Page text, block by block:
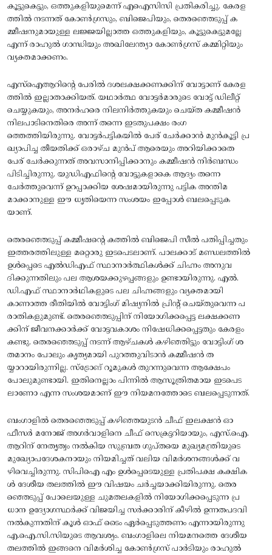
കൂട്ടുകെട്ടും, ഒത്തുകളിയുമെന്ന്‌ എഐസിസി പ്രതികരിച്ചു. കേരള
ത്തില്‍ നടന്നത്‌ കോണ്‍ഗ്രസും, ബിജെപിയും, തെരഞ്ഞെടുപ്പ്‌ ക
മ്മീഷനുമായുള്ള ലജ്ജയില്ലാത്ത ഒത്തുകളിയും, കൂട്ടുകെട്ടുമല്ലേ
എന്ന്‌ രാഹുല്‍ ഗാന്ധിയും അഖിലേന്ത്യാ കോണ്‍ഗ്രസ്‌ കമ്മിറ്റിയും
വ്യക്തമാക്കണം.
എസ്‌ഐആറിന്റെ പേരില്‍ ദശലക്ഷക്കണക്കിന്‌ വോട്ടാണ്‌ കേരള
ത്തില്‍ ഇല്ലാതാക്കിയത്‌. യഥാര്‍ത്ഥ വോട്ടര്‍മാരുടെ വോട്ട്‌ ഡിലീറ്റ്‌
ചെയ്യുകയും, അനര്‍ഹരെ നിലനിര്‍ത്തുകയും ചെയ്‌ത കമ്മീഷന്‍
നിലപാടിനെതിരെ അന്ന്‌ തന്നെ ഇടതുപക്ഷം രംഗ
ത്തെത്തിയിരുന്നു. വോട്ടര്‍പട്ടികയില്‍ പേര്‌ ചേര്‍ക്കാന്‍ മുന്‍കൂട്ടി പ്ര
ഖ്യാപിച്ച തീയതിക്ക്‌ ഒരാഴ്‌ച മുന്‍പ്‌ ആരെയും അറിയിക്കാതെ
പേര്‌ ചേര്‍ക്കുന്നത്‌ അവസാനിപ്പിക്കാനും കമ്മീഷന്‍ നിര്‍ബന്ധം
പിടിച്ചിരുന്നു. യുഡിഎഫിന്റെ വോട്ടുകളാകെ ആദ്യം തന്നെ
ചേര്‍ത്തുവെന്ന്‌ ഉറപ്പാക്കിയ ശേഷമായിരുന്നു പട്ടിക അന്തിമ
മാക്കാനുള്ള ഈ ധൃതിയെന്ന സംശയം ഇപ്പോള്‍ ബലപ്പെടുക
യാണ്‌.
തെരഞ്ഞെടുപ്പ്‌ കമ്മീഷന്റെ കത്തില്‍ ബിജെപി സീല്‍ പതിപ്പിച്ചതും
ഇത്തരത്തിലുള്ള മറ്റൊരു ഇടപെടലാണ്‌. പാലക്കാട്‌ മണ്ഡലത്തില്‍
ഉള്‍പ്പെടെ എല്‍ഡിഎഫ്‌ സ്ഥാനാര്‍ത്ഥികള്‍ക്ക്‌ ചിഹ്നം അനുവ
ദിക്കുന്നതിലും പല ആശയക്കുഴപ്പങ്ങളും ഉണ്ടായിരുന്നു. എല്‍.
ഡി.എഫ്‌ സ്ഥാനാര്‍ഥികളുടെ പല ചിഹ്നങ്ങളും വ്യക്തമായി
കാണാത്ത രീതിയില്‍ വോട്ടിംഗ്‌ മിഷ്യനില്‍ പ്രിന്റ്‌ ചെയ്‌തുവെന്ന പ
രാതികളുമുണ്ട്‌. തെരഞ്ഞെടുപ്പിന്‌ നിയോഗിക്കപ്പെട്ട ലക്ഷക്കണ
ക്കിന്‌ ജീവനക്കാര്‍ക്ക്‌ വോട്ടവകാശം നിഷേധിക്കപ്പെട്ടതും കേരളം
കണ്ടു. തെരഞ്ഞെടുപ്പ്‌ നടന്ന്‌ ആഴ്‌ചകള്‍ കഴിഞ്ഞിട്ടും വോട്ടിംഗ്‌ ശ
തമാനം പോലും കൃത്യമായി പുറത്തുവിടാന്‍ കമ്മീഷന്‍ ത
യ്യാറായിരുന്നില്ല. സ്‌ട്രോങ്‌ റൂമുകള്‍ തുറന്നുവെന്ന ആക്ഷേപം
പോലുമുണ്ടായി. ഇതിനെല്ലാം പിന്നില്‍ ആസൂത്രിതമായ ഇടപെട
ലാണോ എന്ന സംശയമാണ്‌ ഈ നിയമനത്തോടെ ബലപ്പെടുന്നത്‌.
ബംഗാളില്‍ തെരഞ്ഞെടുപ്പ്‌ കഴിഞ്ഞയുടന്‍ ചീഫ്‌ ഇലക്ഷന്‍ ഓ
ഫീസര്‍ മനോജ്‌ അഗര്‍വാളിനെ ചീഫ്‌ സെക്രട്ടറിയായും, എസ്‌.ഐ.
ആറിന്‌ നേതൃത്വം നല്‍കിയ സുബ്രത ഗുപ്‌തയെ മുഖ്യമന്ത്രിയുടെ
മുഖ്യോപദേശകനായും നിയമിച്ചത്‌ വലിയ വിമര്‍ശനങ്ങള്‍ക്ക്‌ വ
ഴിവെച്ചിരുന്നു. സിപിഐ എം ഉള്‍പ്പെടെയുള്ള പ്രതിപക്ഷ കക്ഷിക
ള്‍ ദേശീയ തലത്തില്‍ ഈ വിഷയം ചര്‍ച്ചയാക്കിയിരുന്നു. തെര
ഞ്ഞെടുപ്പ്‌ പോലെയുള്ള ചുമതലകളില്‍ നിയോഗിക്കപ്പെടുന്ന പ്ര
ധാന ഉദ്യോഗസ്ഥര്‍ക്ക്‌ വിജയിച്ച സര്‍ക്കാരിന്‌ കീഴില്‍ ഉന്നതപദവി
നല്‍കുന്നതിന്‌ കൂള്‍ ഓഫ്‌ ടൈം ഏര്‍പ്പെടുത്തണം എന്നായിരുന്നു
എ.ഐ.സി.സിയുടെ ആവശ്യം. ബംഗാളിലെ നിയമനത്തെ ദേശീയ
തലത്തില്‍ ഇങ്ങനെ വിമര്‍ശിച്ച കോണ്‍ഗ്രസ്‌ പാര്‍ടിയും രാഹുല്‍